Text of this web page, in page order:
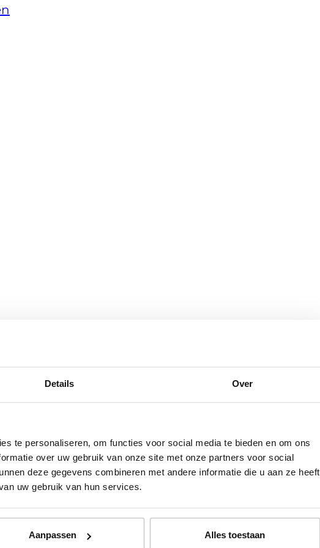
Details Over
te personaliseren, om functies voor social media te bieden en om ons
over uw gebruik van onze site met onze partners voor social
deze gegevens combineren met andere informatie die u aan ze heeft
uw gebruik van hun services.
Aanpassen Alles toestaan